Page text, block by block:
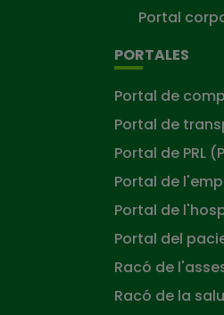
Portal
PORTALES
Portal de
Portal de
Portal de PRL
Portal de
Portal de
Portal del
Racó de
Racó de la